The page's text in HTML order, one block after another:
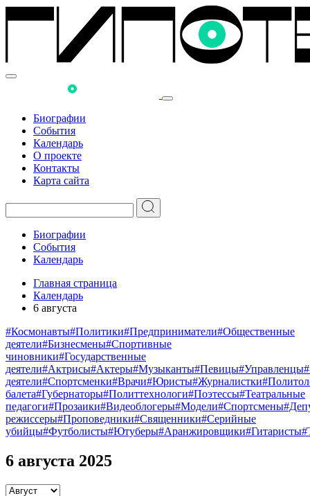
Биографии
События
Календарь
О проекте
Контакты
Карта сайта
Биографии
События
Календарь
Главная страница
Календарь
6 августа
#Космонавты#Политики#Предприниматели#Общественные
деятели#Бизнесмены#Спортивные
чиновники#Государственные
деятели#Актрисы#Актеры#Музыканты#Певицы#Управленцы
деятели#Спортсменки#Врачи#Юристы#Журналистки
балета#Губернаторы#Политтехнологи#Поэтессы#Театральные
педагоги#Прозаики#Видеоблогеры#Модели#Спортсмены
режиссеры#Проповедники#Священники#Серийные
убийцы#Футболисты#Ютуберы#Аранжировщики#Гитаристы
6 августа 2025